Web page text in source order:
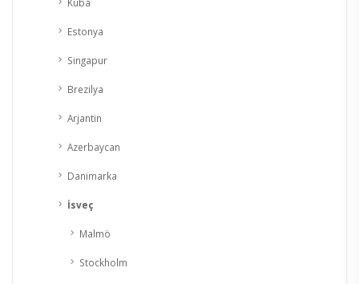
Estonya
Singapur
Brezilya
Arjantin
Azerbaycan
Danimarka
İsveç
Malmö
Stockholm